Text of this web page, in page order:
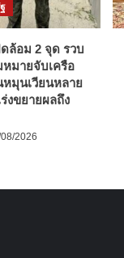
ล้อม 2 จุด รวบ
มายจับเครือ
หมุนเวียนหลาย
งขยายผลถึง
2026